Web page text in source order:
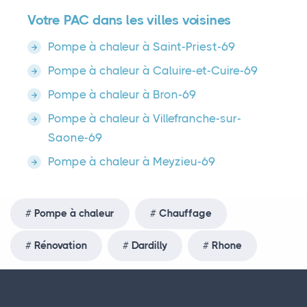
Votre PAC dans les villes voisines
Pompe à chaleur à Saint-Priest-69
Pompe à chaleur à Caluire-et-Cuire-69
Pompe à chaleur à Bron-69
Pompe à chaleur à Villefranche-sur-
Saone-69
Pompe à chaleur à Meyzieu-69
Pompe à chaleur Chauffage
Rénovation Dardilly Rhone